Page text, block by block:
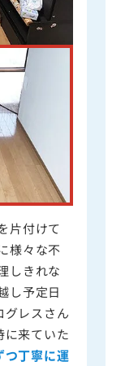
片付けて
様々な不
しきれな
し予定日
グレスさん
に来ていた
つ丁寧に運